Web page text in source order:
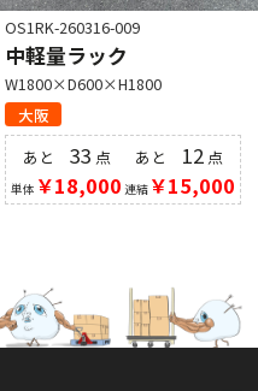
OS1RK-260316-009
中軽量ラック
W1800×D600×H1800
大阪
あと 33 点
単体 ￥18,000
あと 12 点
連結￥15,000